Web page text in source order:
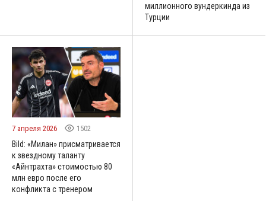
миллионного вундеркинда из
Турции
7 апреля 2026 1502
Bild: «Милан» присматривается
к звездному таланту
«Айнтрахта» стоимостью 80
млн евро после его
конфликта с тренером